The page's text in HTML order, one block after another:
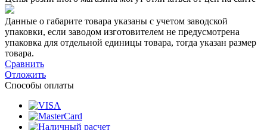
Данные о габарите товара указаны с учетом заводской
упаковки, если заводом изготовителем не предусмотрена
упаковка для отдельной единицы товара, тогда указан размер
товара.
Сравнить
Отложить
Способы оплаты